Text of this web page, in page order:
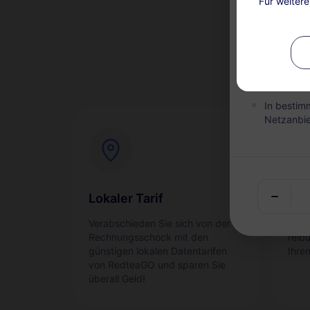
Lokaler Tarif
Dieser
sind
In